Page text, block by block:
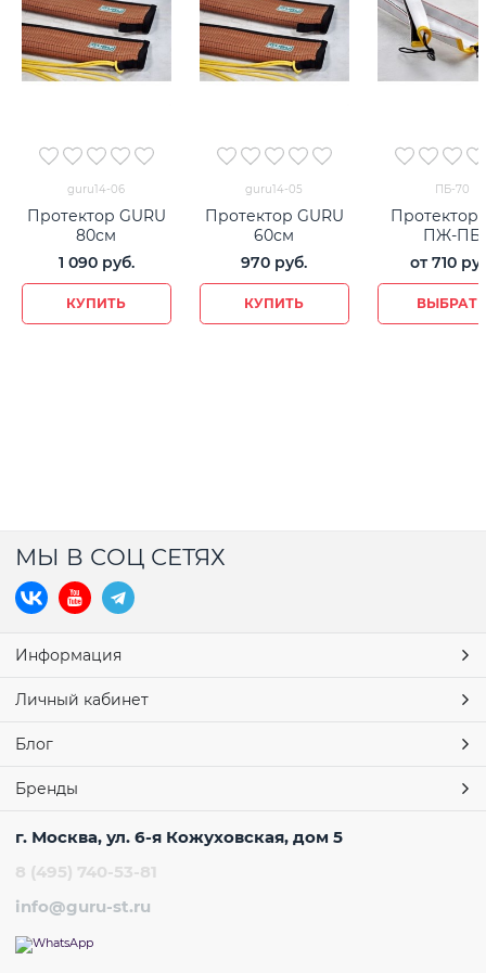
guru14-06
Протектор GURU
80см
1 090 руб.
КУПИТЬ
guru14-05
Протектор GURU
60см
970 руб.
КУПИТЬ
ПБ-70
Протектор
ПЖ-ПБ
от710
МЫ В СОЦ СЕТЯХ
Информация
Личный кабинет
Блог
Бренды
г. Москва, ул. 6-я Кожуховская, дом 5
8 (495) 740-53-81
info@guru-st.ru